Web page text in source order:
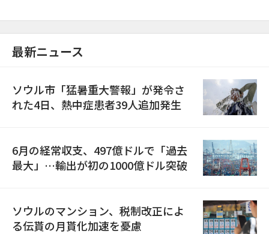
最新ニュース
ソウル市「猛暑重大警報」が発令さ
れた4日、熱中症患者39人追加発生
6月の経常収支、497億ドルで「過去
最大」…輸出が初の1000億ドル突破
ソウルのマンション、税制改正によ
る伝貰の月貰化加速を憂慮